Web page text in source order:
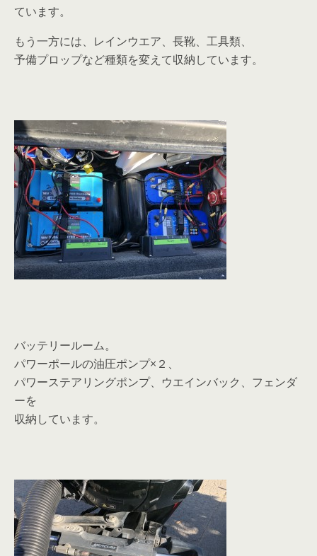
ています。
もう一方には、レインウエア、長靴、工具類、
予備プロップなど種類を変えて収納しています。
バッテリールーム。
パワーポールの油圧ポンプ×２、
パワーステアリングポンプ、ウエインバック、フェンダ
ーを
収納しています。